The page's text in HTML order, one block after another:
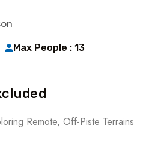
Max People : 13
Remote, Off-Piste Terrains